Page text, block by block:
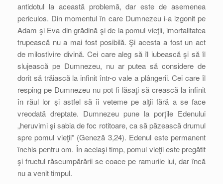
antidotul la această problemă, dar este de asemenea
periculos. Din momentul în care Dumnezeu i-a izgonit pe
Adam şi Eva din grădină şi de la pomul vieţii, imortalitatea
trupească nu a mai fost posibilă. Şi acesta a fost un act
de milostivire divină. Cei care aleg să îl iubească şi să îl
slujească pe Dumnezeu, nu ar putea să considere de
dorit să trăiască la infinit într-o vale a plângerii. Cei care îl
resping pe Dumnezeu nu pot fi lăsaţi să crească la infinit
în răul lor şi astfel să îi veteme pe alţii fără a se face
vreodată dreptate. Dumnezeu pune la porţile Edenului
„heruvimi şi sabia de foc rotitoare, ca să păzească drumul
spre pomul vieţii” (Geneză 3,24). Edenul este permanent
închis pentru om. În acelaşi timp, pomul vieţii este pregătit
şi fructul răscumpărării se coace pe ramurile lui, dar încă
nu a venit timpul.